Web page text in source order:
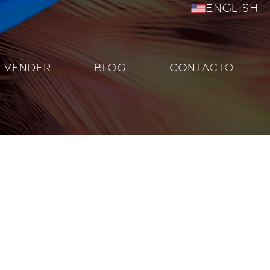
English
VENDER BLOG CONTACTO